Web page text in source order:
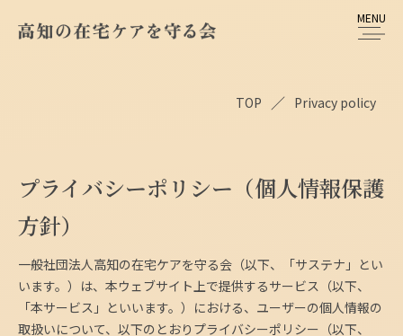
TOP ／ Privacy policy
プライバシーポリシー（個人情報保護
方針）
一般社団法人高知の在宅ケアを守る会（以下、「サステナ」とい
います。）は、本ウェブサイト上で提供するサービス（以下、
「本サービス」といいます。）における、ユーザーの個人情報の
取扱いについて、以下のとおりプライバシーポリシー（以下、